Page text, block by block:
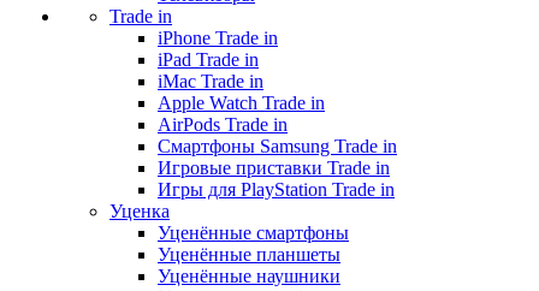
Trade in
iPhone Trade in
iPad Trade in
iMac Trade in
Apple Watch Trade in
AirPods Trade in
Смартфоны Samsung Trade in
Игровые приставки Trade in
Игры для PlayStation Trade in
Уценка
Уценённые смартфоны
Уценённые планшеты
Уценённые наушники